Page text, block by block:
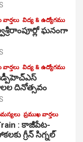
వార్తలు విద్య & ఉద్యోగము
ఘనంగా
వార్తలు విద్య & ఉద్యోగము
దినోత్సవం
ప్రముఖ వార్తలు
: కాజీపేట-
గ్రీన్ సిగ్నల్